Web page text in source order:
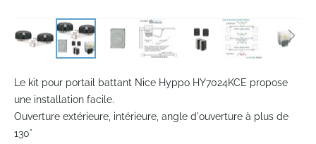
to
the
of
the
Le kit pour portail battant Nice Hyppo HY7024KCE propose
une installation facile.
Ouverture extérieure, intérieure, angle d'ouverture à plus de
130°